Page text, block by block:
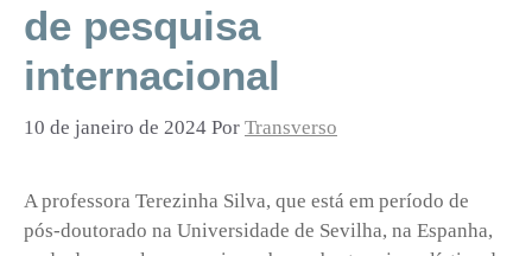
de pesquisa
internacional
10 de janeiro de 2024 Por Transverso
A professora Terezinha Silva, que está em período de
pós-doutorado na Universidade de Sevilha, na Espanha,